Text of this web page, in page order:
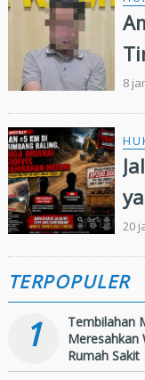
8
20
TERPOPULER
1
Tembilahan
Meresahkan
Rumah Sakit